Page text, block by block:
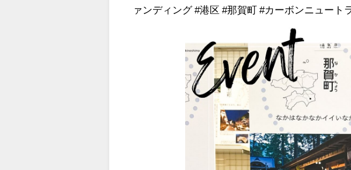
ァンディング #港区 #那賀町 #カーボンニュート